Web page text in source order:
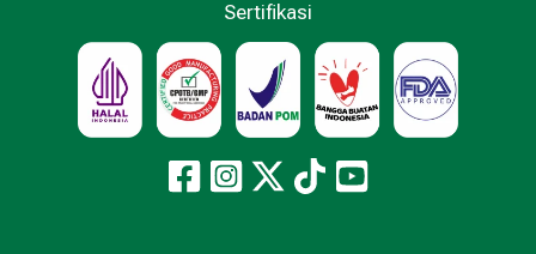
Sertifikasi